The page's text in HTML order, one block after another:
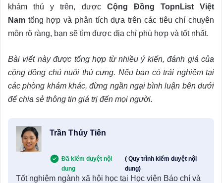
khám thú y trên, được Cộng Đồng TopnList Việt
Nam tổng hợp và phân tích dựa trên các tiêu chí chuyên
môn rõ ràng, bạn sẽ tìm được địa chỉ phù hợp và tốt nhất.
Bài viết này được tổng hợp từ nhiều ý kiến, đánh giá của
cộng đồng chủ nuôi thú cưng. Nếu bạn có trải nghiệm tại
các phòng khám khác, đừng ngần ngại bình luận bên dưới
để chia sẻ thông tin giá trị đến mọi người.
Trần Thủy Tiên
Đã kiểm duyệt nội
dung
( Quy trình kiểm duyệt nội
dung)
Tốt nghiệm ngành xã hội học tại Học viện Báo chí và